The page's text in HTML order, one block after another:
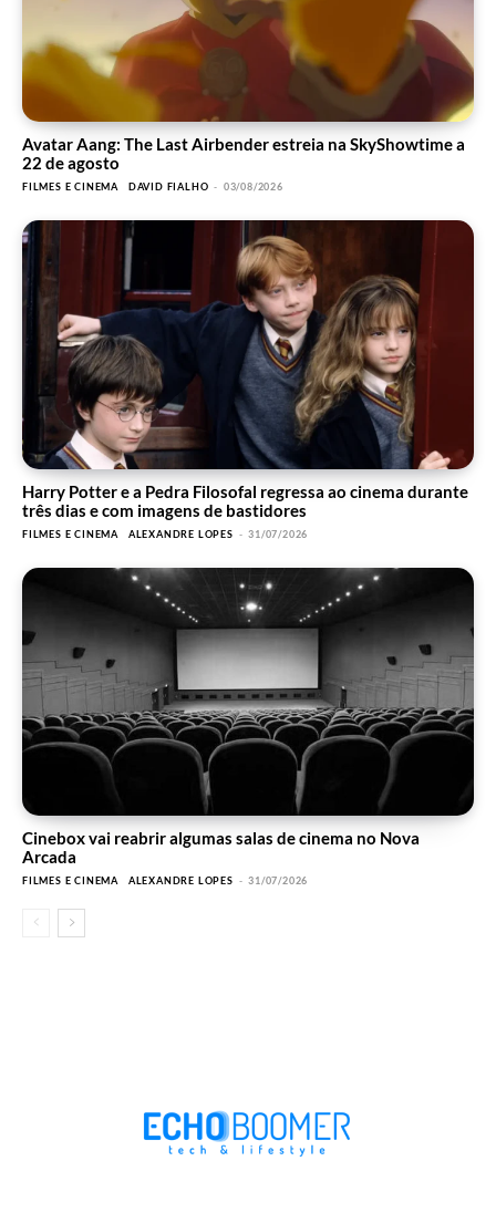
Avatar Aang: The Last Airbender estreia na SkyShowtime a
22 de agosto
FILMES E CINEMA DAVID FIALHO - 03/08/2026
Harry Potter e a Pedra Filosofal regressa ao cinema durante
três dias e com imagens de bastidores
FILMES E CINEMA ALEXANDRE LOPES - 31/07/2026
Cinebox vai reabrir algumas salas de cinema no Nova
Arcada
FILMES E CINEMA ALEXANDRE LOPES - 31/07/2026